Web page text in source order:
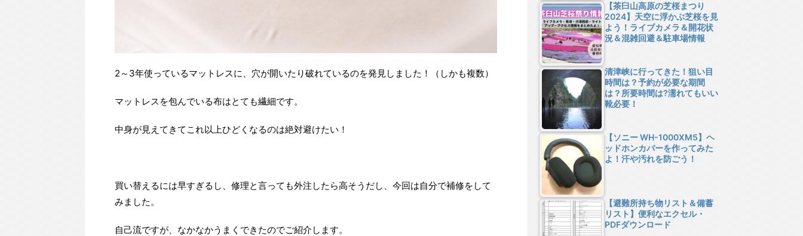
2～3年使っているマットレスに、穴が開いたり破れているのを発見しました！（しかも複数）
マットレスを包んでいる布はとても繊細です。
中身が見えてきてこれ以上ひどくなるのは絶対避けたい！
買い替えるには早すぎるし、修理と言っても外注したら高そうだし、今回は自分で補修をして
みました。
自己流ですが、なかなかうまくできたのでご紹介します。
【茶臼山高原の芝桜まつり
2024】天空に浮かぶ芝桜を見
よう！ライブカメラ＆開花状
況＆混雑回避＆駐車場情報
清津峡に行ってきた！狙い目
時間は？予約が必要な期間
は？所要時間は?濡れてもいい
靴必要！
【ソニー WH-1000XM5】ヘ
ッドホンカバーを作ってみた
よ！汗や汚れを防ごう！
【避難所持ち物リスト＆備蓄
リスト】便利なエクセル・
PDFダウンロード